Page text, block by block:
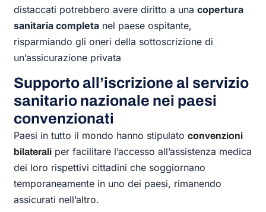
distaccati potrebbero avere diritto a unacopertura
sanitaria completa nel paese ospitante,
risparmiando gli oneri della sottoscrizione di
un’assicurazione privata
Supporto all’iscrizione al servizio
sanitario nazionale nei paesi
convenzionati
Paesi in tutto il mondo hanno stipulatoconvenzioni
bilaterali per facilitare l’accesso all’assistenza medica
dei loro rispettivi cittadini che soggiornano
temporaneamente in uno dei paesi, rimanendo
assicurati nell’altro.